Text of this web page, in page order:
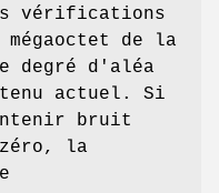
vérifications
de la
degré d'aléa
actuel. Si
bruit
la